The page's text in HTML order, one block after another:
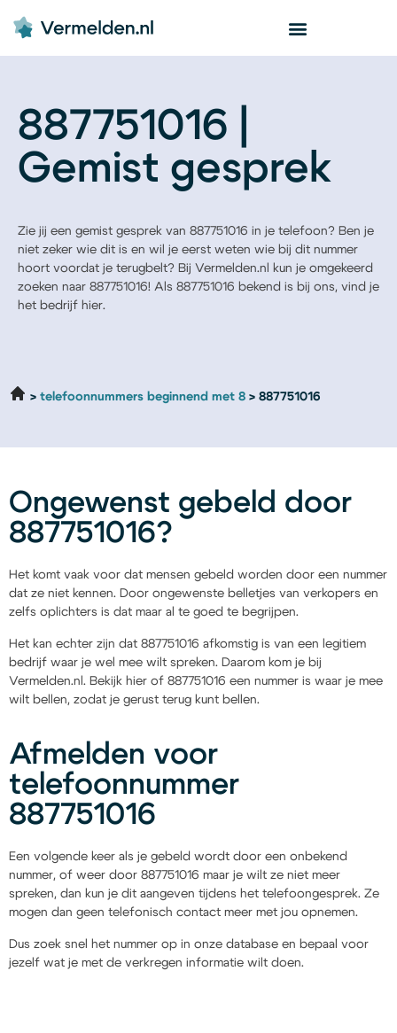
887751016 |
Gemist gesprek
Zie jij een gemist gesprek van 887751016 in je telefoon? Ben je
niet zeker wie dit is en wil je eerst weten wie bij dit nummer
hoort voordat je terugbelt? Bij Vermelden.nl kun je omgekeerd
zoeken naar 887751016! Als 887751016 bekend is bij ons, vind je
het bedrijf hier.
telefoonnummers beginnend met 8 887751016
Ongewenst gebeld door
887751016?
Het komt vaak voor dat mensen gebeld worden door een nummer
dat ze niet kennen. Door ongewenste belletjes van verkopers en
zelfs oplichters is dat maar al te goed te begrijpen.
Het kan echter zijn dat 887751016 afkomstig is van een legitiem
bedrijf waar je wel mee wilt spreken. Daarom kom je bij
Vermelden.nl. Bekijk hier of 887751016 een nummer is waar je mee
wilt bellen, zodat je gerust terug kunt bellen.
Afmelden voor
telefoonnummer
887751016
Een volgende keer als je gebeld wordt door een onbekend
nummer, of weer door 887751016 maar je wilt ze niet meer
spreken, dan kun je dit aangeven tijdens het telefoongesprek. Ze
mogen dan geen telefonisch contact meer met jou opnemen.
Dus zoek snel het nummer op in onze database en bepaal voor
jezelf wat je met de verkregen informatie wilt doen.